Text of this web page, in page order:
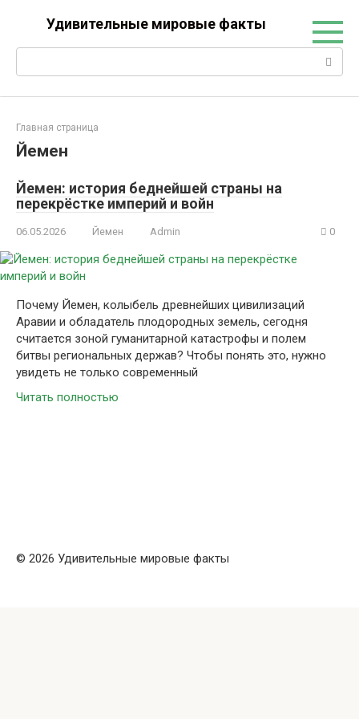
Удивительные мировые факты
Поиск:
Главная страница
Йемен
Йемен: история беднейшей страны на
перекрёстке империй и войн
06.05.2026 Йемен Admin 0
Почему Йемен, колыбель древнейших цивилизаций
Аравии и обладатель плодородных земель, сегодня
считается зоной гуманитарной катастрофы и полем
битвы региональных держав? Чтобы понять это, нужно
увидеть не только современный
Читать полностью
© 2026 Удивительные мировые факты